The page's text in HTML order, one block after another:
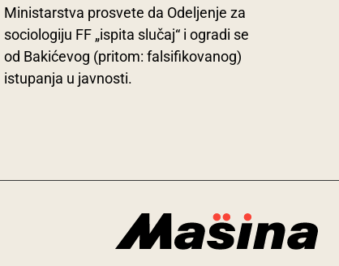
Ministarstva prosvete da Odeljenje za
sociologiju FF „ispita slučaj“ i ogradi se
od Bakićevog (pritom: falsifikovanog)
istupanja u javnosti.